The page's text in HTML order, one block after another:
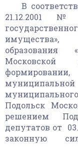
В
21.12.2001
имущества»,
образования
Московской
Подольск
решением
депутатов от
законную